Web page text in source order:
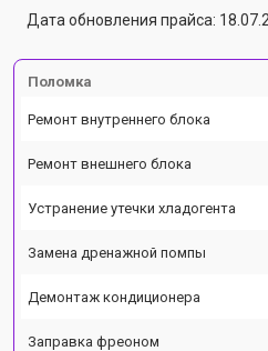
Дата обновления прайса:
Поломка
Ремонт внутреннего блока
Ремонт внешнего блока
Устранение утечки хладогента
Замена дренажной помпы
Демонтаж кондиционера
Заправка фреоном